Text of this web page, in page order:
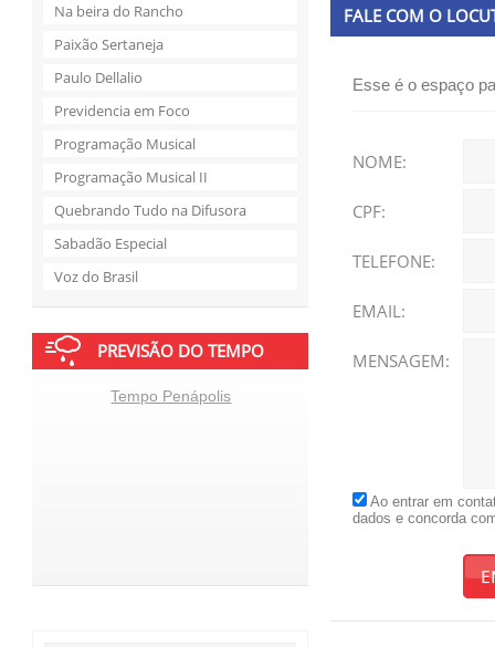
Na beira do Rancho
Paixão Sertaneja
Paulo Dellalio
Previdencia em Foco
Programação Musical
Programação Musical II
Quebrando Tudo na Difusora
Sabadão Especial
Voz do Brasil
PREVISÃO DO TEMPO
Tempo Penápolis
FALE COM O
Esse é o espaço
NOME:
CPF:
TELEFONE:
EMAIL:
MENSAGEM:
Ao entrar em
dados e concorda